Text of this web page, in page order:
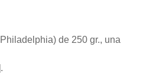
de 250 gr., una